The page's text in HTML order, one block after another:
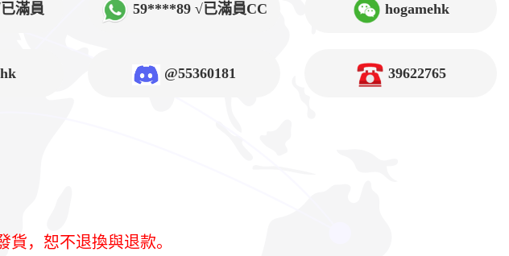
滿員 59****89 √已滿員CC hogamehk
@55360181 39622765
，恕不退換與退款。